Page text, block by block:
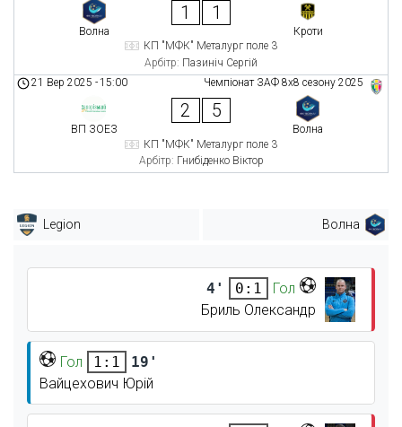
Волна
1 1
Кроти
КП "МФК" Металург поле 3
Арбітр: Пазиніч Сергій
Чемпіонат ЗАФ 8x8 сезону 2025
21 Вер 2025 -15:00
ВП ЗОЕЗ
2 5
Волна
КП "МФК" Металург поле 3
Арбітр: Гнибіденко Віктор
Legion Волна
4' 0:1
Гол
Бриль Олександр
Гол 1:1
19'
Вайцехович Юрій